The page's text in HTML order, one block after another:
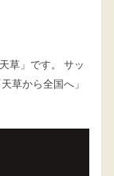
草」です。 サッ
草から全国へ」